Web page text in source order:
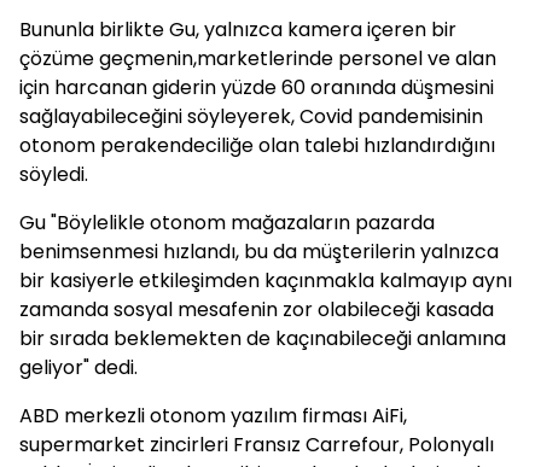
Bununla birlikte Gu, yalnızca kamera içeren bir
çözüme geçmenin,marketlerinde personel ve alan
için harcanan giderin yüzde 60 oranında düşmesini
sağlayabileceğini söyleyerek, Covid pandemisinin
otonom perakendeciliğe olan talebi hızlandırdığını
söyledi.
Gu "Böylelikle otonom mağazaların pazarda
benimsenmesi hızlandı, bu da müşterilerin yalnızca
bir kasiyerle etkileşimden kaçınmakla kalmayıp aynı
zamanda sosyal mesafenin zor olabileceği kasada
bir sırada beklemekten de kaçınabileceği anlamına
geliyor" dedi.
ABD merkezli otonom yazılım firması AiFi,
supermarket zincirleri Fransız Carrefour, Polonyalı